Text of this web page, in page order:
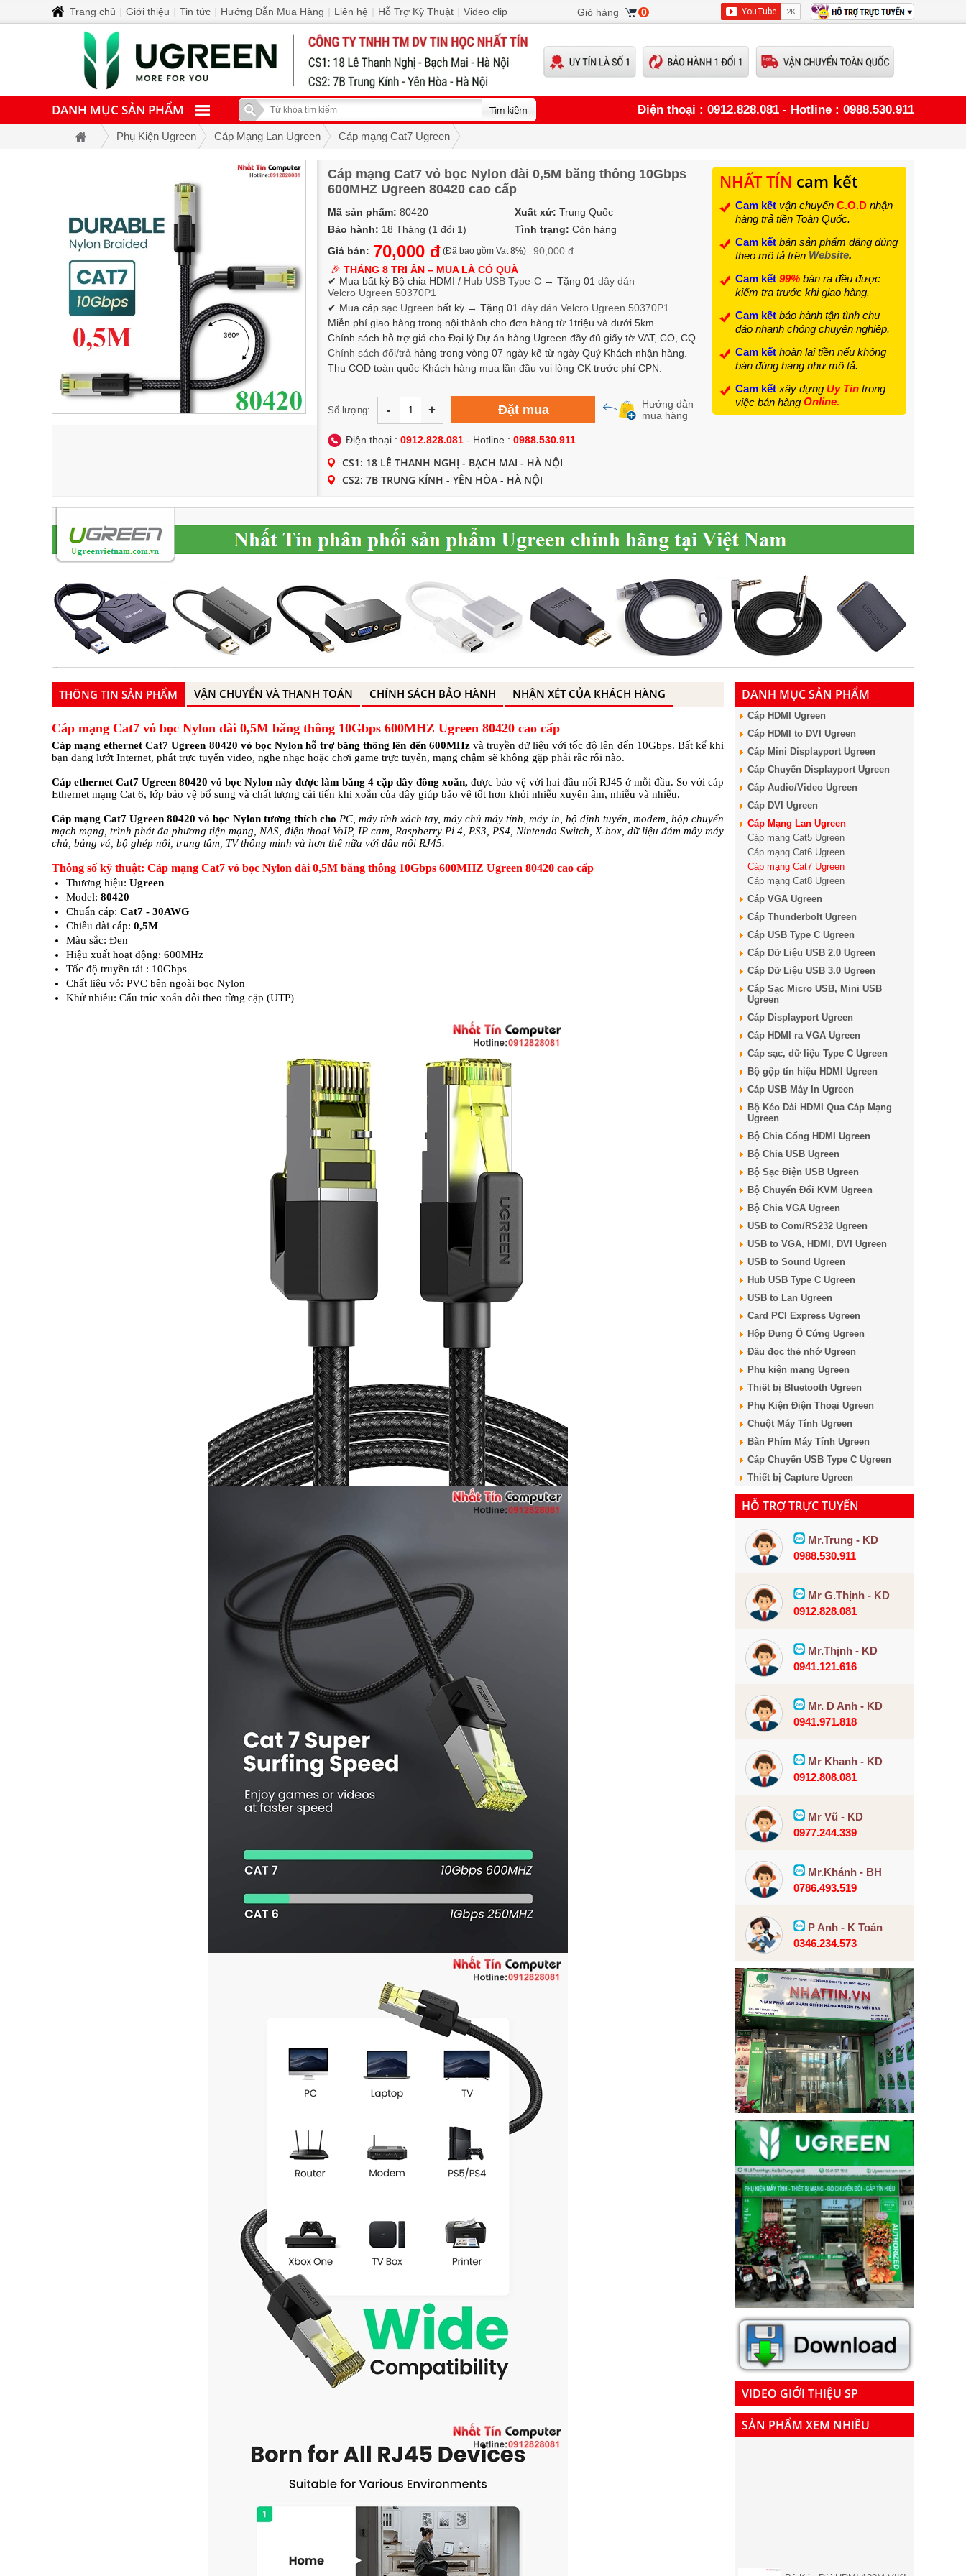
DANH MỤC SẢN PHẨM Điện thoại : 0912.828.081 - Hotline : 0988.530.911
Phụ Kiện Ugreen Cáp Mạng Lan Ugreen Cáp mạng Cat7 Ugreen
Cáp mạng Cat7 vỏ bọc Nylon dài 0,5M băng thông 10Gbps
600MHZ Ugreen 80420 cao cấp
Mã sản phẩm: 80420 Xuất xứ: Trung Quốc
Bảo hành: 18 Tháng (1 đổi 1) Tình trạng: Còn hàng
Giá bán: 70,000 đ (Đã bao gồm Vat 8%)
90,000 đ
🎉 THÁNG 8 TRI ÂN – MUA LÀ CÓ QUÀ
✔ Mua bất kỳ Bộ chia HDMI / Hub USB Type-C → Tặng 01 dây dán
Velcro Ugreen 50370P1
✔ Mua cáp sạc Ugreen bất kỳ → Tặng 01 dây dán Velcro Ugreen 50370P1
Miễn phí giao hàng trong nội thành cho đơn hàng từ 1triệu và dưới 5km.
Chính sách hỗ trợ giá cho Đại lý Dự án hàng Ugreen đầy đủ giấy tờ VAT, CO, CQ
Chính sách đổi/trả hàng trong vòng 07 ngày kể từ ngày Quý Khách nhận hàng.
Thu COD toàn quốc Khách hàng mua lần đầu vui lòng CK trước phí CPN.
Số lượng: - + Đặt mua
Hướng dẫn
mua hàng
Điện thoại : 0912.828.081 - Hotline : 0988.530.911
CS1: 18 LÊ THANH NGHỊ - BẠCH MAI - HÀ NỘI
CS2: 7B TRUNG KÍNH - YÊN HÒA - HÀ NỘI
NHẤT TÍN cam kết
Cam kết vận chuyển C.O.D nhận
hàng trả tiền Toàn Quốc.
Cam kết bán sản phẩm đăng đúng
theo mô tả trên Website.
Cam kết 99% bán ra đều được
kiểm tra trước khi giao hàng.
Cam kết bảo hành tận tình chu
đáo nhanh chóng chuyên nghiệp.
Cam kết hoàn lại tiền nếu không
bán đúng hàng như mô tả.
Cam kết xây dựng Uy Tín trong
việc bán hàng Online.
THÔNG TIN SẢN PHẨM VẬN CHUYỂN VÀ THANH TOÁN CHÍNH SÁCH BẢO HÀNH NHẬN XÉT CỦA KHÁCH HÀNG
Cáp mạng Cat7 vỏ bọc Nylon dài 0,5M băng thông 10Gbps 600MHZ Ugreen 80420 cao cấp
Cáp mạng ethernet Cat7 Ugreen 80420 vỏ bọc Nylon hỗ trợ băng thông lên đến 600MHzvà truyền dữ liệu với tốc độ lên đến 10Gbps. Bất kể khi
bạn đang lướt Internet, phát trực tuyến video, nghe nhạc hoặc chơi game trực tuyến, mạng chậm sẽ không gặp phải rắc rối nào.
Cáp ethernet Cat7 Ugreen 80420 vỏ bọc Nylon này được làm bằng 4 cặp dây đồng xoắn, được bảo vệ với hai đầu nối RJ45 ở mỗi đầu. So với cáp
Ethernet mạng Cat 6, lớp bảo vệ bổ sung và chất lượng cải tiến khi xoắn của dây giúp bảo vệ tốt hơn khỏi nhiễu xuyên âm, nhiễu và nhiễu.
Cáp mạng Cat7 Ugreen 80420 vỏ bọc Nylon tương thích cho PC, máy tính xách tay, máy chủ máy tính, máy in, bộ định tuyến, modem, hộp chuyển
mạch mạng, trình phát đa phương tiện mạng, NAS, điện thoại VoIP, IP cam, Raspberry Pi 4, PS3, PS4, Nintendo Switch, X-box, dữ liệu đám mây máy
chủ, bảng vá, bộ ghép nối, trung tâm, TV thông minh và hơn thế nữa với đầu nối RJ45.
Thông số kỹ thuật: Cáp mạng Cat7 vỏ bọc Nylon dài 0,5M băng thông 10Gbps 600MHZ Ugreen 80420 cao cấp
Thương hiệu: Ugreen
Model: 80420
Chuẩn cáp: Cat7 - 30AWG
Chiều dài cáp: 0,5M
Màu sắc: Đen
Hiệu xuất hoạt động: 600MHz
Tốc độ truyền tải : 10Gbps
Chất liệu vỏ: PVC bên ngoài bọc Nylon
Khử nhiễu: Cấu trúc xoắn đôi theo từng cặp (UTP)
DANH MỤC SẢN PHẨM
Cáp HDMI Ugreen
Cáp HDMI to DVI Ugreen
Cáp Mini Displayport Ugreen
Cáp Chuyển Displayport Ugreen
Cáp Audio/Video Ugreen
Cáp DVI Ugreen
Cáp Mạng Lan Ugreen
Cáp mạng Cat5 Ugreen
Cáp mạng Cat6 Ugreen
Cáp mạng Cat7 Ugreen
Cáp mạng Cat8 Ugreen
Cáp VGA Ugreen
Cáp Thunderbolt Ugreen
Cáp USB Type C Ugreen
Cáp Dữ Liệu USB 2.0 Ugreen
Cáp Dữ Liệu USB 3.0 Ugreen
Cáp Sạc Micro USB, Mini USB
Ugreen
Cáp Displayport Ugreen
Cáp HDMI ra VGA Ugreen
Cáp sạc, dữ liệu Type C Ugreen
Bộ gộp tín hiệu HDMI Ugreen
Cáp USB Máy In Ugreen
Bộ Kéo Dài HDMI Qua Cáp Mạng
Ugreen
Bộ Chia Cổng HDMI Ugreen
Bộ Chia USB Ugreen
Bộ Sạc Điện USB Ugreen
Bộ Chuyển Đổi KVM Ugreen
Bộ Chia VGA Ugreen
USB to Com/RS232 Ugreen
USB to VGA, HDMI, DVI Ugreen
USB to Sound Ugreen
Hub USB Type C Ugreen
USB to Lan Ugreen
Card PCI Express Ugreen
Hộp Đựng Ổ Cứng Ugreen
Đầu đọc thẻ nhớ Ugreen
Phụ kiện mạng Ugreen
Thiết bị Bluetooth Ugreen
Phụ Kiện Điện Thoại Ugreen
Chuột Máy Tính Ugreen
Bàn Phím Máy Tính Ugreen
Cáp Chuyển USB Type C Ugreen
Thiết bị Capture Ugreen
HỖ TRỢ TRỰC TUYẾN
Mr.Trung - KD
0988.530.911
Mr G.Thịnh - KD
0912.828.081
Mr.Thịnh - KD
0941.121.616
Mr. D Anh - KD
0941.971.818
Mr Khanh - KD
0912.808.081
Mr Vũ - KD
0977.244.339
Mr.Khánh - BH
0786.493.519
P Anh - K Toán
0346.234.573
VIDEO GIỚI THIỆU SP
SẢN PHẨM XEM NHIỀU
0
Giỏ hàng
Trang chủ Giới thiệu Tin tức Hướng Dẫn Mua Hàng Liên hệ Hỗ Trợ Kỹ Thuật Video clip